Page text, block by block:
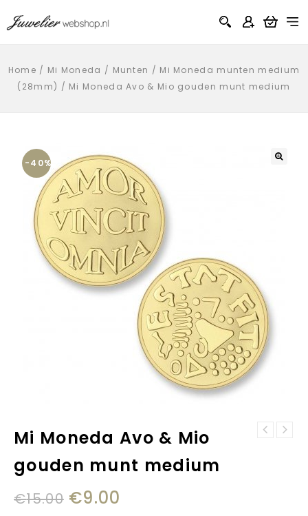
Home / Mi Moneda / Munten / Mi Moneda munten medium
(28mm) / Mi Moneda Avo & Mio gouden munt medium
-40%
Mi Moneda Avo & Mio
gouden munt medium
€15.00 €9.00